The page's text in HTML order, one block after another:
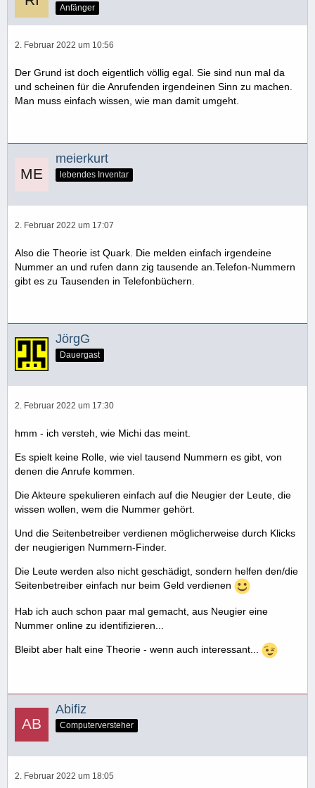
Anfänger
2. Februar 2022 um 10:56
Der Grund ist doch eigentlich völlig egal. Sie sind nun mal da
und scheinen für die Anrufenden irgendeinen Sinn zu machen.
Man muss einfach wissen, wie man damit umgeht.
meierkurt
lebendes Inventar
2. Februar 2022 um 17:07
Also die Theorie ist Quark. Die melden einfach irgendeine
Nummer an und rufen dann zig tausende an.Telefon-Nummern
gibt es zu Tausenden in Telefonbüchern.
JörgG
Dauergast
2. Februar 2022 um 17:30
hmm - ich versteh, wie Michi das meint.
Es spielt keine Rolle, wie viel tausend Nummern es gibt, von
denen die Anrufe kommen.
Die Akteure spekulieren einfach auf die Neugier der Leute, die
wissen wollen, wem die Nummer gehört.
Und die Seitenbetreiber verdienen möglicherweise durch Klicks
der neugierigen Nummern-Finder.
Die Leute werden also nicht geschädigt, sondern helfen den/die
Seitenbetreiber einfach nur beim Geld verdienen
Hab ich auch schon paar mal gemacht, aus Neugier eine
Nummer online zu identifizieren...
Bleibt aber halt eine Theorie - wenn auch interessant...
Abifiz
Computerversteher
2. Februar 2022 um 18:05